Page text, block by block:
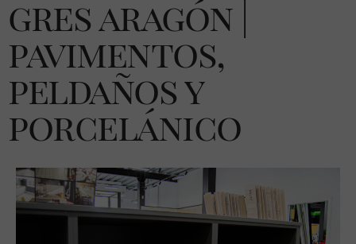
gres aragón |
pavimentos,
peldaños y
porcelánico